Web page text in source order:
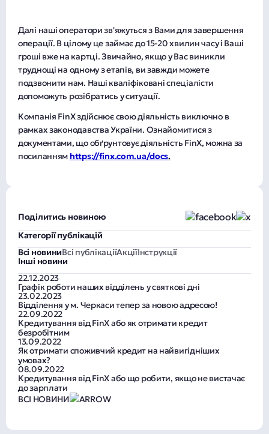
Далі наші оператори зв'яжуться з Вами для завершення
операції. В цілому це займає до 15-20 хвилин часу і Ваші
гроші вже на картці. Звичайно, якщо у Вас виникли
труднощі на одному з етапів, ви завжди можете
подзвонити нам. Наші кваліфіковані спеціалісти
допоможуть розібратись у ситуації.
Компанія FinX здійснює свою діяльність виключно в
рамках законодавства України. Ознайомитися з
документами, що обґрунтовує діяльність FinX, можна за
посиланням https://finx.com.ua/docs.
Поділитись новиною
Категорії публікацій
Всі новиниВсі публікаціїАкціїІнструкції
Інші новини
22.12.2023
Графік роботи наших відділень у святкові дні
23.02.2023
Відділення у м. Черкаси тепер за новою адресою!
22.09.2022
Кредитування від FinX або як отримати кредит
безробітним
13.09.2022
Як отримати споживчий кредит на найвигідніших
умовах?
08.09.2022
Кредитування від FinX або що робити, якщо не вистачає
до зарплати
ВСІ НОВИНИ